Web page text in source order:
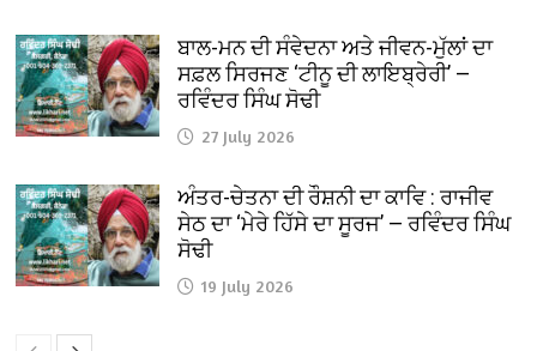
ਬਾਲ-ਮਨ ਦੀ ਸੰਵੇਦਨਾ ਅਤੇ ਜੀਵਨ-ਮੁੱਲਾਂ ਦਾ
ਸਫ਼ਲ ਸਿਰਜਣ ‘ਟੀਨੂ ਦੀ ਲਾਇਬ੍ਰੇਰੀ’ —
ਰਵਿੰਦਰ ਸਿੰਘ ਸੋਢੀ
27 July 2026
ਅੰਤਰ-ਚੇਤਨਾ ਦੀ ਰੌਸ਼ਨੀ ਦਾ ਕਾਵਿ : ਰਾਜੀਵ
ਸੇਠ ਦਾ ‘ਮੇਰੇ ਹਿੱਸੇ ਦਾ ਸੂਰਜ’ — ਰਵਿੰਦਰ ਸਿੰਘ
ਸੋਢੀ
19 July 2026